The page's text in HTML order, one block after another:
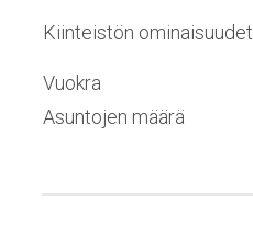
Kiinteistön ominaisuudet
Vuokra
Asuntojen määrä